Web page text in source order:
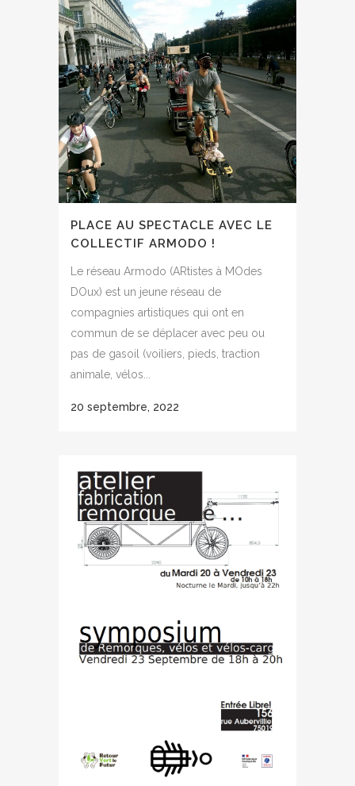
PLACE AU SPECTACLE AVEC LE
COLLECTIF ARMODO !
Le réseau Armodo (ARtistes à MOdes
DOux) est un jeune réseau de
compagnies artistiques qui ont en
commun de se déplacer avec peu ou
pas de gasoil (voiliers, pieds, traction
animale, vélos...
20 septembre, 2022